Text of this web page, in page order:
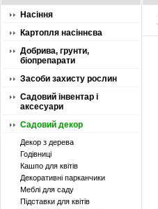
Насіння
Картопля насіннєва
Добрива, грунти,
біопрепарати
Засоби захисту рослин
Садовий інвентар і
аксесуари
Садовий декор
Декор з дерева
Годівниці
Кашпо для квітів
Декоративні парканчики
Меблі для саду
Підставки для квітів